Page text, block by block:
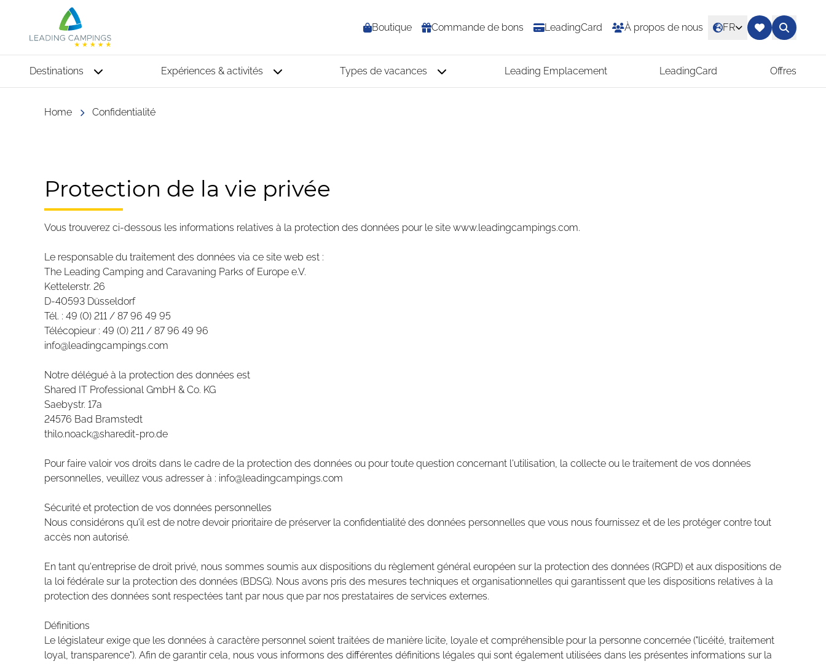
Boutique Commande de bons LeadingCard À propos de nous FR
Destinations Expériences & activités Types de vacances Leading Emplacement LeadingCard Offres
Home Confidentialité
Protection de la vie privée
Vous trouverez ci-dessous les informations relatives à la protection des données pour le site www.leadingcampings.com.
Le responsable du traitement des données via ce site web est :
The Leading Camping and Caravaning Parks of Europe e.V.
Kettelerstr. 26
D-40593 Düsseldorf
Tél. : 49 (0) 211 / 87 96 49 95
Télécopieur : 49 (0) 211 / 87 96 49 96
info@leadingcampings.com
Notre délégué à la protection des données est
Shared IT Professional GmbH & Co. KG
Saebystr. 17a
24576 Bad Bramstedt
thilo.noack@sharedit-pro.de
Pour faire valoir vos droits dans le cadre de la protection des données ou pour toute question concernant l'utilisation, la collecte ou le traitement de vos données
personnelles, veuillez vous adresser à : info@leadingcampings.com
Sécurité et protection de vos données personnelles
Nous considérons qu'il est de notre devoir prioritaire de préserver la confidentialité des données personnelles que vous nous fournissez et de les protéger contre tout
accès non autorisé.
En tant qu'entreprise de droit privé, nous sommes soumis aux dispositions du règlement général européen sur la protection des données (RGPD) et aux dispositions de
la loi fédérale sur la protection des données (BDSG). Nous avons pris des mesures techniques et organisationnelles qui garantissent que les dispositions relatives à la
protection des données sont respectées tant par nous que par nos prestataires de services externes.
Définitions
Le législateur exige que les données à caractère personnel soient traitées de manière licite, loyale et compréhensible pour la personne concernée ("licéité, traitement
loyal, transparence"). Afin de garantir cela, nous vous informons des différentes définitions légales qui sont également utilisées dans les présentes informations sur la